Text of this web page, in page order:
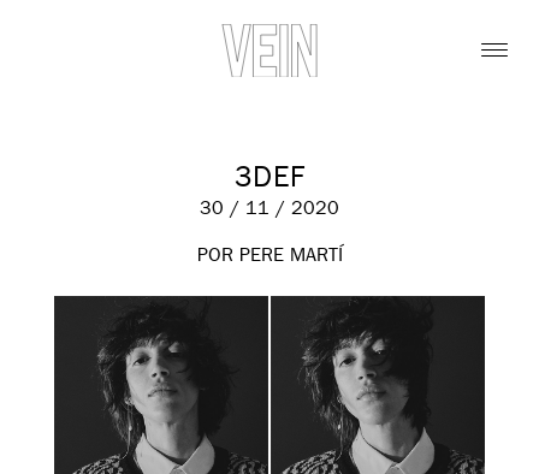
3DEF
30 / 11 / 2020
POR PERE MARTÍ